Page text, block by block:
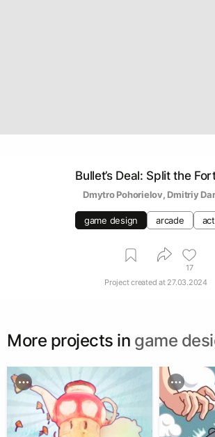
Bullet’s Deal: Split the
Dmytro Pohorielov, Dmitriy
game design arcade
17
Project created at 27.03.2024
More projects in game